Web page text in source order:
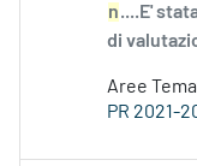
n....E'
di
Aree
PR 2021-